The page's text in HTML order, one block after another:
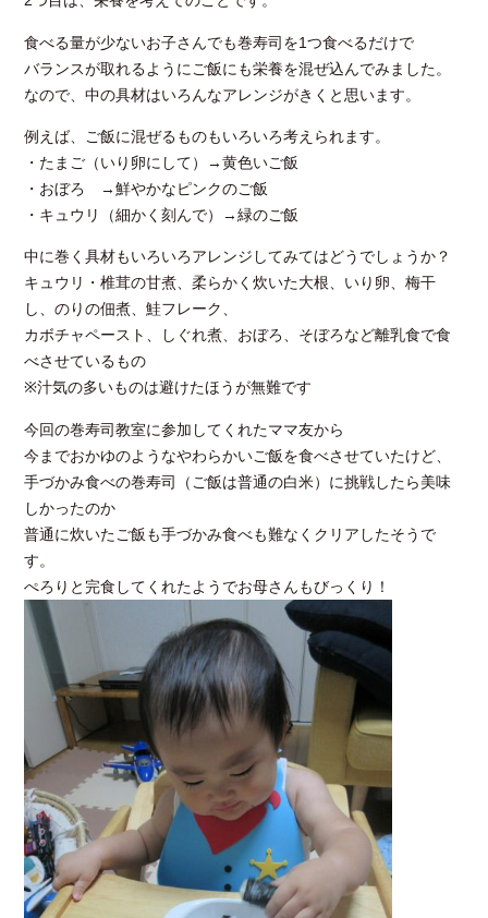
食べる量が少ないお子さんでも巻寿司を1つ食べるだけで
バランスが取れるようにご飯にも栄養を混ぜ込んでみました。
なので、中の具材はいろんなアレンジがきくと思います。
例えば、ご飯に混ぜるものもいろいろ考えられます。
・たまご（いり卵にして）→黄色いご飯
・おぼろ →鮮やかなピンクのご飯
・キュウリ（細かく刻んで）→緑のご飯
中に巻く具材もいろいろアレンジしてみてはどうでしょうか？
キュウリ・椎茸の甘煮、柔らかく炊いた大根、いり卵、梅干
し、のりの佃煮、鮭フレーク、
カボチャペースト、しぐれ煮、おぼろ、そぼろなど離乳食で食
べさせているもの
※汁気の多いものは避けたほうが無難です
今回の巻寿司教室に参加してくれたママ友から
今までおかゆのようなやわらかいご飯を食べさせていたけど、
手づかみ食べの巻寿司（ご飯は普通の白米）に挑戦したら美味
しかったのか
普通に炊いたご飯も手づかみ食べも難なくクリアしたそうで
す。
ぺろりと完食してくれたようでお母さんもびっくり！